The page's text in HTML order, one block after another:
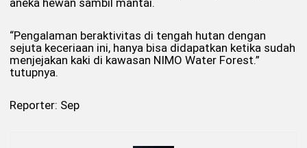
“Pengalaman beraktivitas di tengah hutan dengan
sejuta keceriaan ini, hanya bisa didapatkan ketika sudah
menjejakan kaki di kawasan NIMO Water Forest.”
tutupnya.
Reporter: Sep